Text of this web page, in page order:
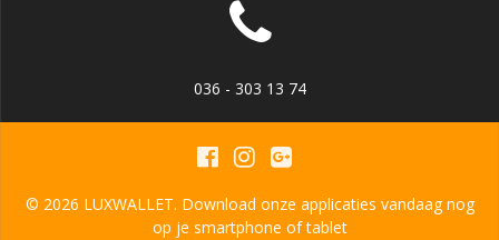
036 - 303 13 74
© 2026 LUXWALLET. Download onze applicaties vandaag nog
op je smartphone of tablet